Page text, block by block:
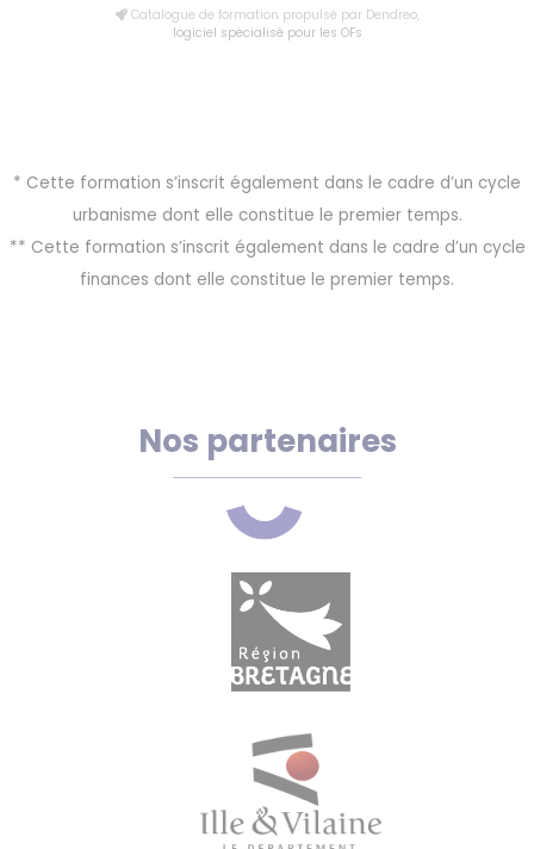
Catalogue de formation propulsé par Dendreo,
logiciel spécialisé pour les OFs
* Cette formation s’inscrit également dans le cadre d’un cycle
urbanisme dont elle constitue le premier temps.
** Cette formation s’inscrit également dans le cadre d’un cycle
finances dont elle constitue le premier temps.
Nos partenaires